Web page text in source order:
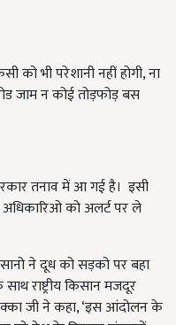
को भी परेशानी नहीं होगी, ना
जाम न कोई तोड़फोड़ बस
तनाव में आ गई है। इसी
को अलर्ट पर ले
ने दूध को सड़को पर बहा
राष्ट्रीय किसान मजदूर
जी ने कहा, ‘इस आंदोलन के